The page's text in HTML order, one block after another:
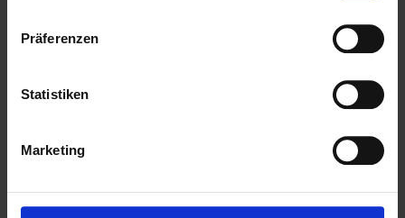
Präferenzen
Statistiken
Marketing